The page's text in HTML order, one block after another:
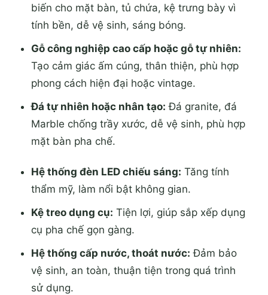
biến cho mặt bàn, tủ chứa, kệ trưng bày vì
tính bền, dễ vệ sinh, sáng bóng.
Gỗ công nghiệp cao cấp hoặc gỗ tự nhiên:
Tạo cảm giác ấm cúng, thân thiện, phù hợp
phong cách hiện đại hoặc vintage.
Đá tự nhiên hoặc nhân tạo: Đá granite, đá
Marble chống trầy xước, dễ vệ sinh, phù hợp
mặt bàn pha chế.
Hệ thống đèn LED chiếu sáng: Tăng tính
thẩm mỹ, làm nổi bật không gian.
Kệ treo dụng cụ: Tiện lợi, giúp sắp xếp dụng
cụ pha chế gọn gàng.
Hệ thống cấp nước, thoát nước: Đảm bảo
vệ sinh, an toàn, thuận tiện trong quá trình
sử dụng.